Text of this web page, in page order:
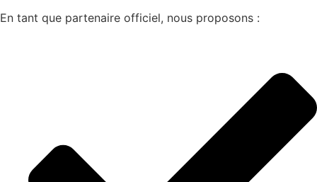
En tant que partenaire officiel, nous proposons :